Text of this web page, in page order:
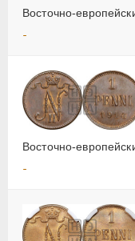
Восточно-
-
Восточно-
-